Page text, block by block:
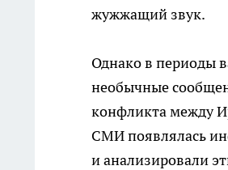
жужжащий звук.
Однако в периоды
необычные
конфликта между
СМИ появлялась
и анализировали